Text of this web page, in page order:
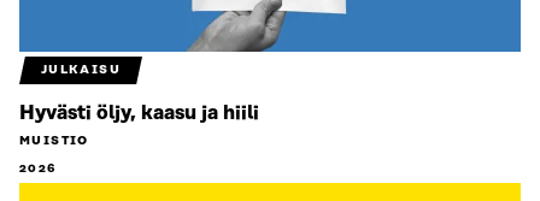
JULKAISU
Hyvästi öljy, kaasu ja hiili
MUISTIO
2026